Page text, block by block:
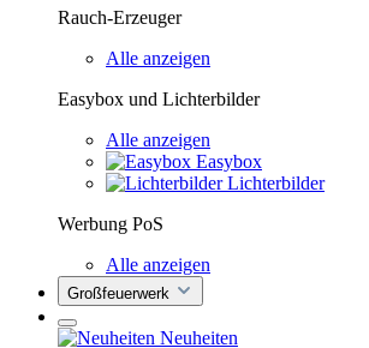
Rauch-Erzeuger
Alle anzeigen
Easybox und Lichterbilder
Alle anzeigen
Easybox
Lichterbilder
Werbung PoS
Alle anzeigen
Großfeuerwerk
Neuheiten